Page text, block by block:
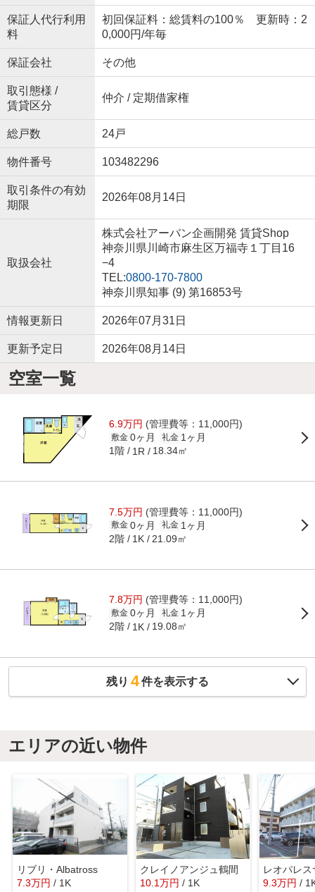
保証人代行利用
料
初回保証料：総賃料の100％ 更新時：2
0,000円/年毎
保証会社 その他
取引態様 /
賃貸区分
仲介 / 定期借家権
総戸数 24戸
物件番号 103482296
取引条件の有効
期限
2026年08月14日
取扱会社
株式会社アーバン企画開発 賃貸Shop
神奈川県川崎市麻生区万福寺１丁目16
−4
TEL:0800-170-7800
神奈川県知事 (9) 第16853号
情報更新日 2026年07月31日
更新予定日 2026年08月14日
空室一覧
6.9万円 (管理費等：11,000円)
敷金 0ヶ月 礼金 1ヶ月
1階 1R 18.34㎡
7.5万円 (管理費等：11,000円)
敷金 0ヶ月 礼金 1ヶ月
2階 1K 21.09㎡
7.8万円 (管理費等：11,000円)
敷金 0ヶ月 礼金 1ヶ月
2階 1K 19.08㎡
残り 4件を表示する
エリアの近い物件
リブリ・Albatross
7.3万円 / 1K
クレイノアンジュ鶴間
10.1万円 / 1K
レオパレス
9.3万円 /